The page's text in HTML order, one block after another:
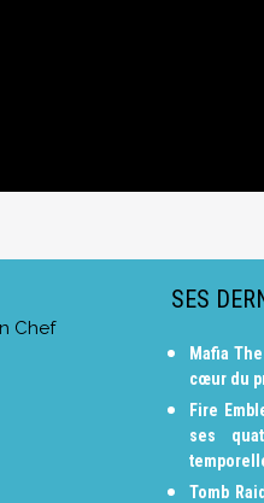
Chef
SES
Mafia
cœur du
Fire
ses
Tomb